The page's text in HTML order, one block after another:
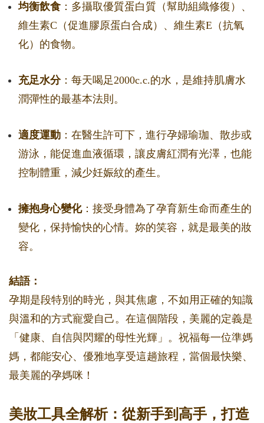
均衡飲食 ：多攝取優質蛋白質（幫助組織修復）、
維生素C（促進膠原蛋白合成）、維生素E（抗氧
化）的食物。
充足水分：每天喝足2000c.c.的水，是維持肌膚水
潤彈性的最基本法則。
適度運動 ：在醫生許可下，進行孕婦瑜珈、散步或
游泳，能促進血液循環，讓皮膚紅潤有光澤，也能
控制體重，減少妊娠紋的產生。
擁抱身心變化：接受身體為了孕育新生命而產生的
變化，保持愉快的心情。妳的笑容，就是最美的妝
容。
結語：
孕期是段特別的時光，與其焦慮，不如用正確的知識
與溫和的方式寵愛自己。在這個階段，美麗的定義是
「健康、自信與閃耀的母性光輝」。祝福每一位準媽
媽，都能安心、優雅地享受這趟旅程，當個最快樂、
最美麗的孕媽咪！
美妝工具全解析：從新手到高手，打造